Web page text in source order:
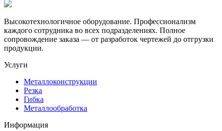
Высокотехнологичное оборудование. Профессионализм
каждого сотрудника во всех подразделениях. Полное
сопровождение заказа — от разработок чертежей до отгрузки
продукции.
Услуги
Металлоконструкции
Резка
Гибка
Металлообработка
Информация